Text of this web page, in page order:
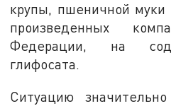
крупы, пшеничной муки
произведенных
Федерации, на
глифосата.
Ситуацию